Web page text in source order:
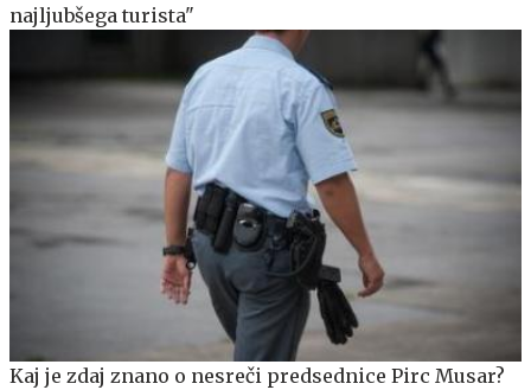
najljubšega turista"
Kaj je zdaj znano o nesreči predsednice Pirc Musar?